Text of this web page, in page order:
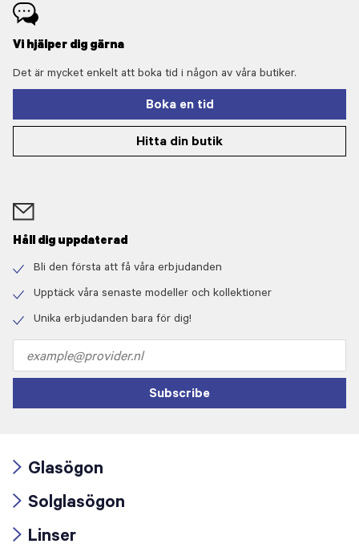
Vi hjälper dig gärna
Det är mycket enkelt att boka tid i någon av våra butiker.
Boka en tid
Hitta din butik
Håll dig uppdaterad
icon
Bli den första att få våra erbjudanden
icon
Upptäck våra senaste modeller och kollektioner
Unika erbjudanden bara för dig!
address
Subscribe
icon
Glasögon
icon
Solglasögon
Linser